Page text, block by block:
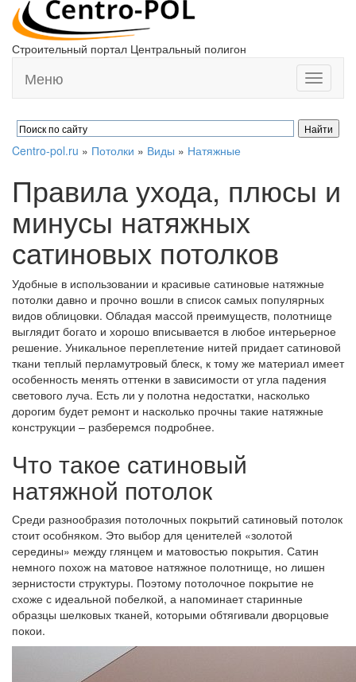
Строительный портал Центральный полигон
Toggle
Меню
Centro-pol.ru » Потолки » Виды » Натяжные
Правила ухода, плюсы и
минусы натяжных
сатиновых потолков
Удобные в использовании и красивые сатиновые натяжные
потолки давно и прочно вошли в список самых популярных
видов облицовки. Обладая массой преимуществ, полотнище
выглядит богато и хорошо вписывается в любое интерьерное
решение. Уникальное переплетение нитей придает сатиновой
ткани теплый перламутровый блеск, к тому же материал имеет
особенность менять оттенки в зависимости от угла падения
светового луча. Есть ли у полотна недостатки, насколько
дорогим будет ремонт и насколько прочны такие натяжные
конструкции – разберемся подробнее.
Что такое сатиновый
натяжной потолок
Среди разнообразия потолочных покрытий сатиновый потолок
стоит особняком. Это выбор для ценителей «золотой
середины» между глянцем и матовостью покрытия. Сатин
немного похож на матовое натяжное полотнище, но лишен
зернистости структуры. Поэтому потолочное покрытие не
схоже с идеальной побелкой, а напоминает старинные
образцы шелковых тканей, которыми обтягивали дворцовые
покои.